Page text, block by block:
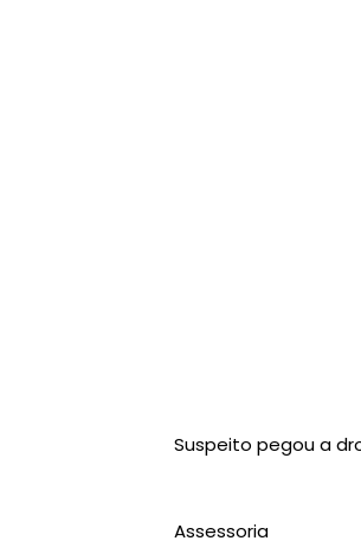
Suspeito pegou a
Assessoria